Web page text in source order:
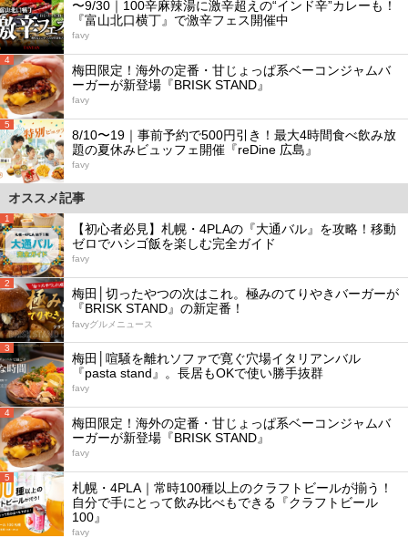
〜9/30｜100辛麻辣湯に激辛超えの“インド辛”カレーも！
『富山北口横丁』で激辛フェス開催中
favy
4
梅田限定！海外の定番・甘じょっぱ系ベーコンジャムバ
ーガーが新登場『BRISK STAND』
favy
5
8/10〜19｜事前予約で500円引き！最大4時間食べ飲み放
題の夏休みビュッフェ開催『reDine 広島』
favy
オススメ記事
1
【初心者必見】札幌・4PLAの『大通バル』を攻略！移動
ゼロでハシゴ飯を楽しむ完全ガイド
favy
2
梅田│切ったやつの次はこれ。極みのてりやきバーガーが
『BRISK STAND』の新定番！
favyグルメニュース
3
梅田│喧騒を離れソファで寛ぐ穴場イタリアンバル
『pasta stand』。長居もOKで使い勝手抜群
favy
4
梅田限定！海外の定番・甘じょっぱ系ベーコンジャムバ
ーガーが新登場『BRISK STAND』
favy
5
札幌・4PLA｜常時100種以上のクラフトビールが揃う！
自分で手にとって飲み比べもできる『クラフトビール
100』
favy